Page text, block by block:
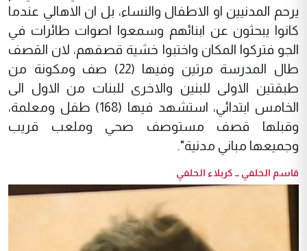
يرحم المدنيين او الاطفال والنساء، بل ان الاهالي عندما
كانوا يبحثون عن ابنائهم وسمعوا اصوات طائرات في
الجو فتركوا المكان واختبوا خشية قصفهم، لان القصف
طال المدرسة مرتين وفيها (22) صف ومكونة من
طبقتين الاولى للبنين والاخرى للبنات من الاول الى
الخامس ابتدائي، استشهد فيها (168) طفل ومعلمة،
وقبلها قصف مستوصف صحي وملعب قريب
وجميعها مباني مدنية".
قاسم الحلفي ــ كربلاء الحلفي